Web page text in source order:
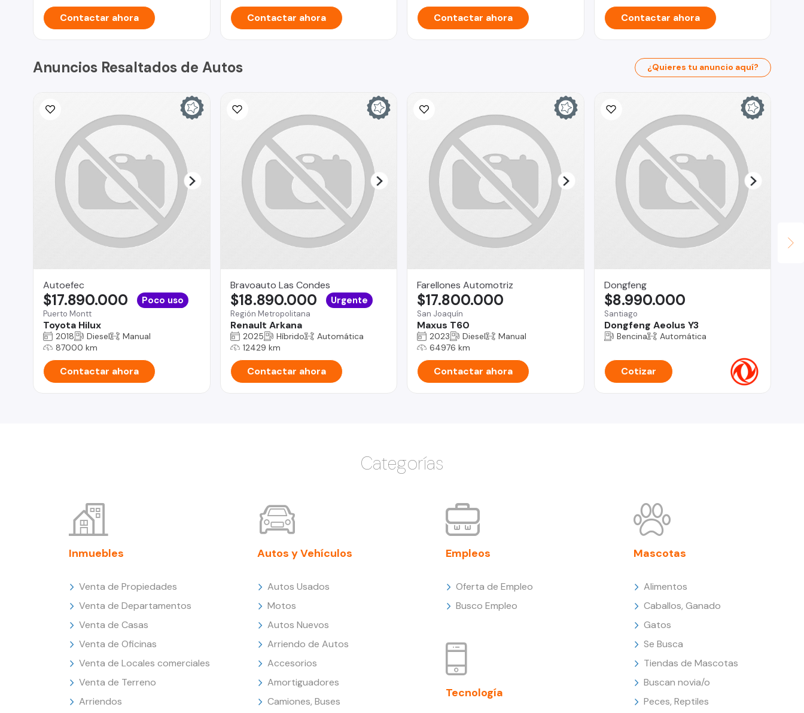
Contactar ahora Contactar ahora Contactar ahora Contactar ahora
Anuncios Resaltados de Autos ¿Quieres tu anuncio aquí?
Autoefec
Puerto Montt
Toyota Hilux
$17.890.000 Poco uso
2018 Diesel
Manual
87000 km
Contactar ahora
Bravoauto Las Condes
Región Metropolitana
Renault Arkana
$18.890.000 Urgente
2025 Híbrido
Automática
12429 km
Contactar ahora
Farellones Automotriz
San Joaquín
Maxus T60
$17.800.000
2023 Diesel
Manual
64976 km
Contactar ahora
Dongfeng
Santiago
Dongfeng Aeolus Y3
$8.990.000
Bencina Automática
Cotizar
Categorías
Inmuebles
Venta de Propiedades
Venta de Departamentos
Venta de Casas
Venta de Oficinas
Venta de Locales comerciales
Venta de Terreno
Arriendos
Autos y Vehículos
Autos Usados
Motos
Autos Nuevos
Arriendo de Autos
Accesorios
Amortiguadores
Camiones, Buses
Empleos
Oferta de Empleo
Busco Empleo
Tecnología
Mascotas
Alimentos
Caballos, Ganado
Gatos
Se Busca
Tiendas de Mascotas
Buscan novia/o
Peces, Reptiles